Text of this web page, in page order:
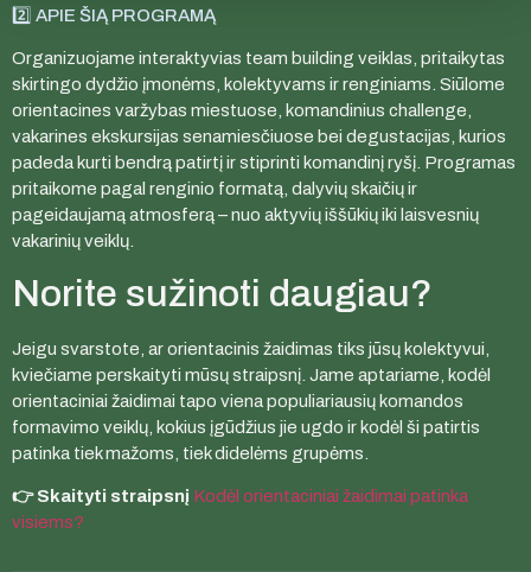
2️⃣ APIE ŠIĄ PROGRAMĄ
Organizuojame interaktyvias team building veiklas, pritaikytas
skirtingo dydžio įmonėms, kolektyvams ir renginiams. Siūlome
orientacines varžybas miestuose, komandinius challenge,
vakarines ekskursijas senamiesčiuose bei degustacijas, kurios
padeda kurti bendrą patirtį ir stiprinti komandinį ryšį. Programas
pritaikome pagal renginio formatą, dalyvių skaičių ir
pageidaujamą atmosferą – nuo aktyvių iššūkių iki laisvesnių
vakarinių veiklų.
Norite sužinoti daugiau?
Jeigu svarstote, ar orientacinis žaidimas tiks jūsų kolektyvui,
kviečiame perskaityti mūsų straipsnį. Jame aptariame, kodėl
orientaciniai žaidimai tapo viena populiariausių komandos
formavimo veiklų, kokius įgūdžius jie ugdo ir kodėl ši patirtis
patinka tiek mažoms, tiek didelėms grupėms.
👉 Skaityti straipsnį Kodėl orientaciniai žaidimai patinka
visiems?